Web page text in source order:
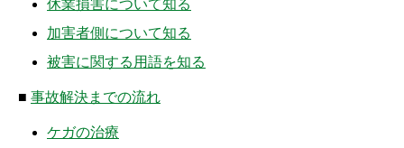
休業損害について知る
加害者側について知る
被害に関する用語を知る
■ 事故解決までの流れ
ケガの治療